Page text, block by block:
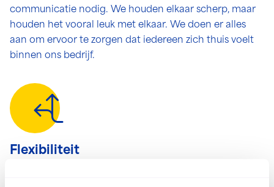
communicatie nodig. We houden elkaar scherp, maar
houden het vooral leuk met elkaar. We doen er alles
aan om ervoor te zorgen dat iedereen zich thuis voelt
binnen ons bedrijf.
Flexibiliteit